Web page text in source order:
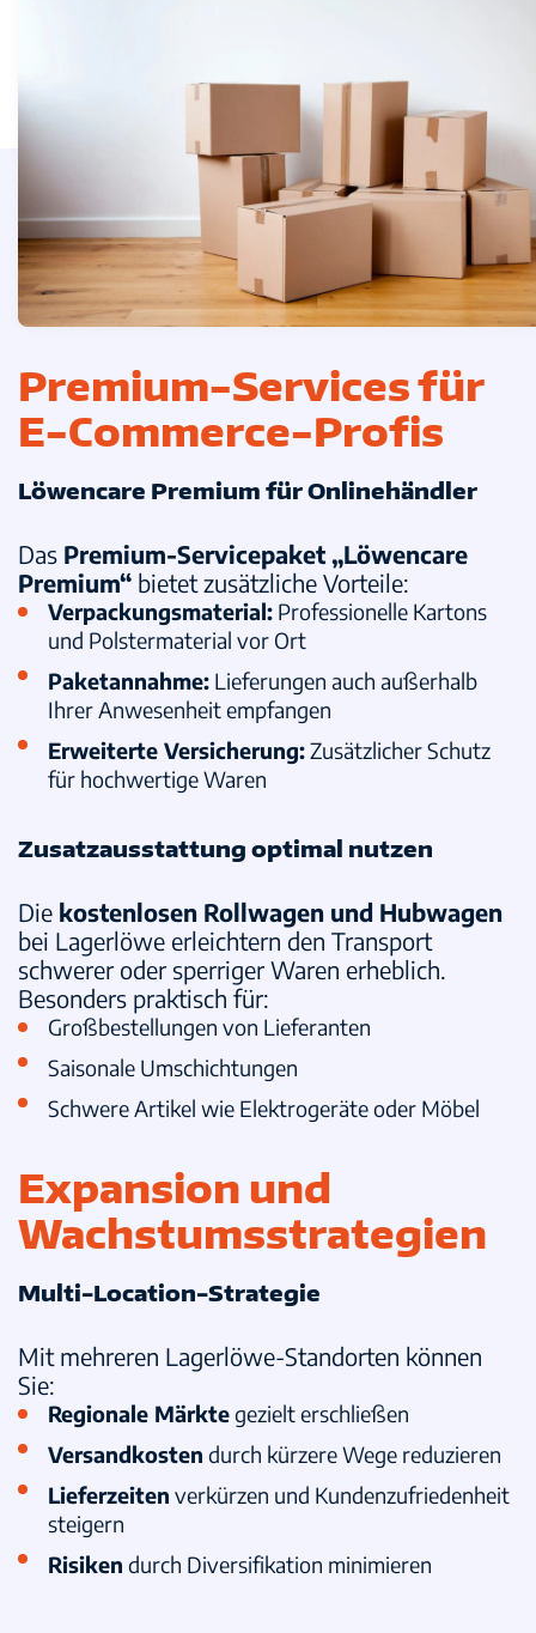
Premium-Services für
E-Commerce-Profis
Löwencare Premium für Onlinehändler
Das Premium-Servicepaket „Löwencare
Premium“ bietet zusätzliche Vorteile:
Verpackungsmaterial: Professionelle Kartons
und Polstermaterial vor Ort
Paketannahme: Lieferungen auch außerhalb
Ihrer Anwesenheit empfangen
Erweiterte Versicherung:Zusätzlicher Schutz
für hochwertige Waren
Zusatzausstattung optimal nutzen
Die kostenlosen Rollwagen und Hubwagen
bei Lagerlöwe erleichtern den Transport
schwerer oder sperriger Waren erheblich.
Besonders praktisch für:
Großbestellungen von Lieferanten
Saisonale Umschichtungen
Schwere Artikel wie Elektrogeräte oder Möbel
Expansion und
Wachstumsstrategien
Multi-Location-Strategie
Mit mehreren Lagerlöwe-Standorten können
Sie:
Regionale Märktegezielt erschließen
Versandkosten durch kürzere Wege reduzieren
Lieferzeiten verkürzen und Kundenzufriedenheit
steigern
Risiken durch Diversifikation minimieren